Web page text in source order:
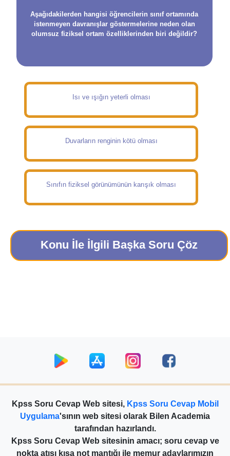
Aşağıdakilerden hangisi öğrencilerin sınıf ortamında
istenmeyen davranışlar göstermelerine neden olan
olumsuz fiziksel ortam özelliklerinden biri değildir?
Isı ve ışığın yeterli olması
Duvarların renginin kötü olması
Sınıfın fiziksel görünümünün karışık olması
Konu İle İlgili Başka Soru Çöz
Kpss Soru Cevap Web sitesi, Kpss Soru Cevap Mobil
Uygulama'sının web sitesi olarak Bilen Academia
tarafından hazırlandı.
Kpss Soru Cevap Web sitesinin amacı; soru cevap ve
nokta atışı kısa not mantığı ile memur adaylarımızın